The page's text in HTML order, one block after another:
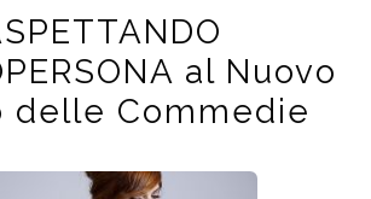
al Nuovo
delle Commedie